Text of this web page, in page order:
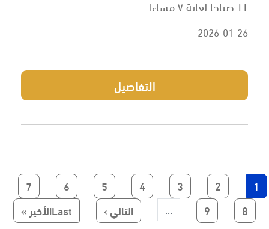
١١ صباحا لغاية ٧ مساءا
2026-01-26
التفاصيل
Pagination
Current page
1 الصفحة
2 الصفحة
3 الصفحة
4 الصفحة
5 الصفحة
6 الصفحة
7
الصفحة
8 الصفحة
9
… الصفحة التالية
التالي › Last page
Lastالأخير »